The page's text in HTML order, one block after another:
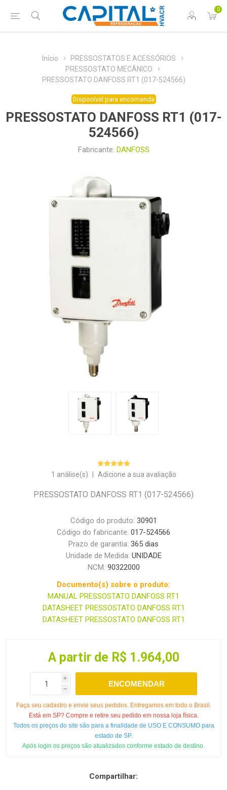
0
Início
PRESSOSTATOS E ACESSÓRIOS
PRESSOSTATO MECÂNICO
PRESSOSTATO DANFOSS RT1 (017-524566)
Disponível para encomenda
PRESSOSTATO DANFOSS RT1 (017-
524566)
Fabricante: DANFOSS
1 análise(s) Adicione a sua avaliação
PRESSOSTATO DANFOSS RT1 (017-524566)
Código do produto: 30901
Código do fabricante: 017-524566
Prazo de garantia: 365 dias
Unidade de Medida: UNIDADE
NCM: 90322000
Documento(s) sobre o produto:
MANUAL PRESSOSTATO DANFOSS RT1
DATASHEET PRESSOSTATO DANFOSS RT1
DATASHEET PRESSOSTATO DANFOSS RT1
A partir de R$ 1.964,00
i
h
ENCOMENDAR
Faça seu cadastro e envie seus pedidos. Entregamos em todo o Brasil.
Está em SP? Compre e retire seu pedido em nossa loja física.
Todos os preços do site são para a finalidade de USO E CONSUMO para
estado de SP.
Após login os preços são atualizados conforme estado de destino.
Compartilhar: